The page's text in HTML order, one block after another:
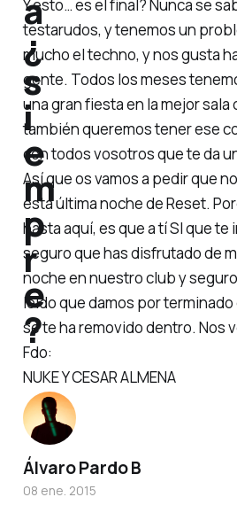
Y esto… es el final? Nunca se
testarudos, y tenemos un
mucho el techno, y nos gusta
gente. Todos los meses
una gran fiesta en la mejor
también queremos tener ese
con todos vosotros que te da
Así que os vamos a pedir que
esta última noche de Reset.
hasta aquí, es que a tí SI que te
seguro que has disfrutado de
noche en nuestro club y
leído que damos por
se te ha removido dentro. Nos
Fdo:
NUKE Y CESAR ALMENA
a
¿
s
i
e
m
p
r
e
?
Álvaro Pardo B
08 ene. 2015